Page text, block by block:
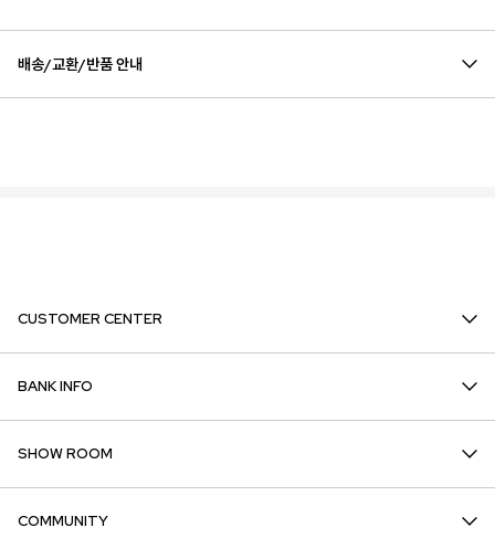
배송/교환/반품 안내
CUSTOMER CENTER
BANK INFO
SHOW ROOM
COMMUNITY